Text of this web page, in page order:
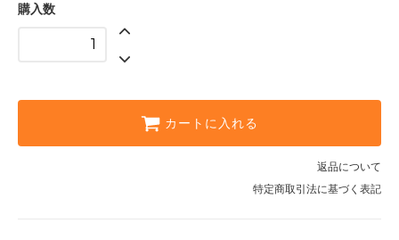
購入数
カートに入れる
返品について
特定商取引法に基づく表記